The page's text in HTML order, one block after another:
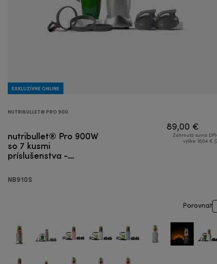
EXKLUZÍVNE ONLINE
NUTRIBULLET® PRO 900
nutribullet® Pro 900W
so 7 kusmi
príslušenstva -
NB910S
89,00 €
Zahrnutá suma
výške 16,64 €
Porovnať